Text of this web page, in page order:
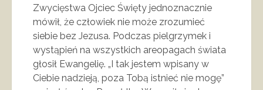
Zwycięstwa Ojciec Święty jednoznacznie
mówił, że człowiek nie może zrozumieć
siebie bez Jezusa. Podczas pielgrzymek i
wystąpień na wszystkich areopagach świata
głosił Ewangelię. „I tak jestem wpisany w
Ciebie nadzieją, poza Tobą istnieć nie mogę”